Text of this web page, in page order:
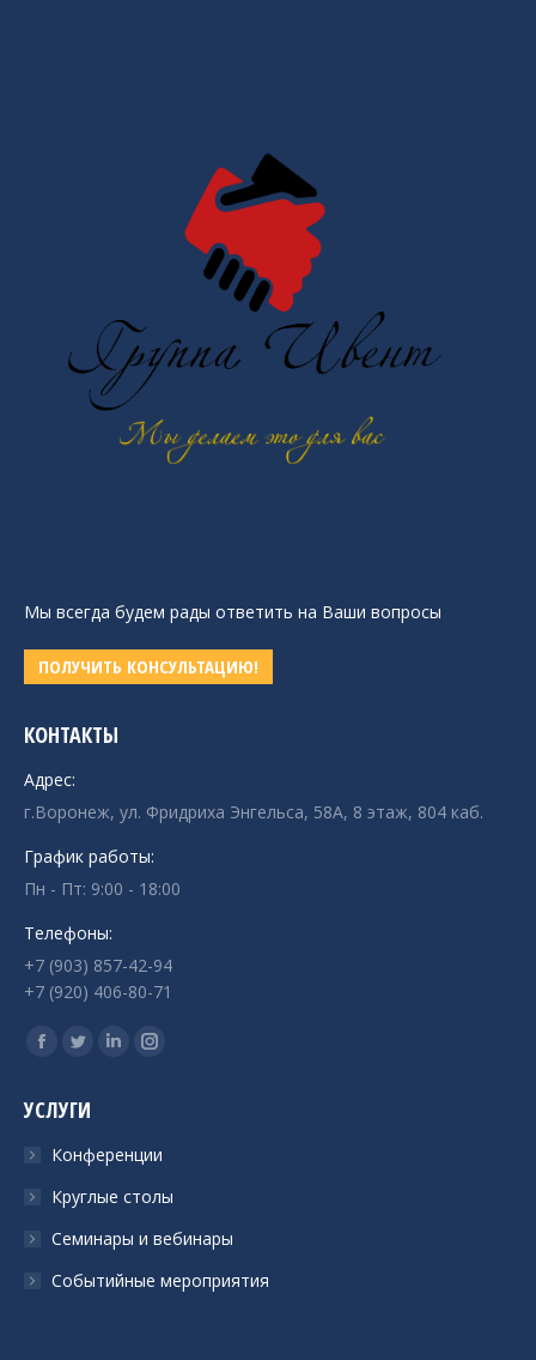
Мы всегда будем рады ответить на Ваши вопросы
ПОЛУЧИТЬ КОНСУЛЬТАЦИЮ!
КОНТАКТЫ
Адрес:
г.Воронеж, ул. Фридриха Энгельса, 58А, 8 этаж, 804 каб.
График работы:
Пн - Пт: 9:00 - 18:00
Телефоны:
+7 (903) 857-42-94
+7 (920) 406-80-71
Ищите нас:
Страница
открывается
окне
Страница
открывается
в
окне
Страница
в
окне
Страница
в
окне
УСЛУГИ
Конференции
Круглые столы
Семинары и вебинары
Событийные мероприятия